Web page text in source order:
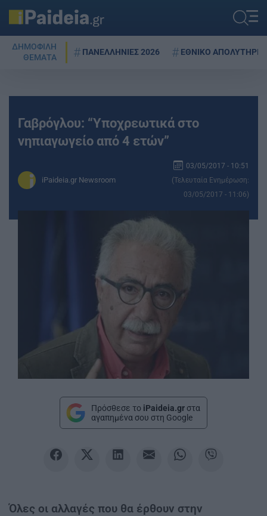
ΔΗΜΟΦΙΛΗ
ΘΕΜΑΤΑ
ΠΑΝΕΛΛΗΝΙΕΣ 2026 ΕΘΝΙΚΟ ΑΠΟΛΥΤΗΡΙΟ
Γαβρόγλου: “Υποχρεωτικά στο
νηπιαγωγείο από 4 ετών”
iPaideia.gr Newsroom
03/05/2017 - 10:51
(Τελευταία Ενημέρωση:
03/05/2017 - 11:06)
Πρόσθεσε το iPaideia.gr στα
αγαπημένα σου στη Google
Όλες οι αλλαγές που θα έρθουν στην